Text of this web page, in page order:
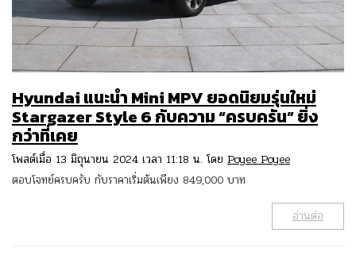
Hyundai แนะนำ Mini MPV ยอดนิยมรุ่นใหม่
Stargazer Style 6 กับความ “ครบครัน” ยิ่ง
กว่าที่เคย
โพสต์เมื่อ 13 มิถุนายน 2024 เวลา 11:18 น. โดย Poyee Poyee
ตอบโจทย์ครบครับ กับราคาเริ่มต้นเพียง 849,000 บาท
อ่านต่อ